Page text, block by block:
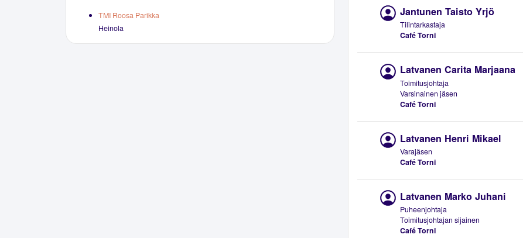
TMI Roosa Parikka
Heinola
Jantunen Taisto Yrjö
Tilintarkastaja
Café Torni
Latvanen Carita Marjaana
Toimitusjohtaja
Varsinainen jäsen
Café Torni
Latvanen Henri Mikael
Varajäsen
Café Torni
Latvanen Marko Juhani
Puheenjohtaja
Toimitusjohtajan sijainen
Café Torni